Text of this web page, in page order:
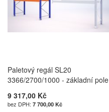
Paletový regál SL20
3366/2700/1000 - základní pole
9 317,00 Kč
7 700,00 Kč